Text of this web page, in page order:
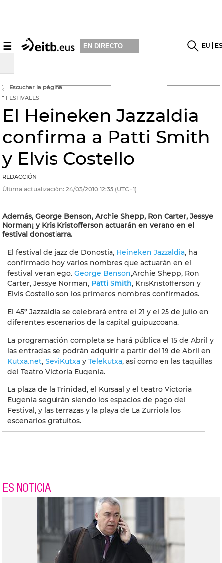
☰ EN DIRECTO EU
Escuchar la página
FESTIVALES
El Heineken Jazzaldia
confirma a Patti Smith
y Elvis Costello
REDACCIÓN
Última actualización: 24/03/2010 12:35 (UTC+1)
Además, George Benson, Archie Shepp, Ron Carter, Jessye
Norman¡ y Kris Kristofferson actuarán en verano en el
festival donostiarra.
El festival de jazz de Donostia, Heineken Jazzaldia, ha
confirmado hoy varios nombres que actuarán en el
festival veraniego. George Benson,Archie Shepp, Ron
Carter, Jessye Norman, Patti Smith, KrisKristofferson y
Elvis Costello son los primeros nombres confirmados.
El 45º Jazzaldia se celebrará entre el 21 y el 25 de julio en
diferentes escenarios de la capital guipuzcoana.
La programación completa se hará pública el 15 de Abril y
las entradas se podrán adquirir a partir del 19 de Abril en
Kutxa.net, SeviKutxa y Telekutxa, así como en las taquillas
del Teatro Victoria Eugenia.
La plaza de la Trinidad, el Kursaal y el teatro Victoria
Eugenia seguirán siendo los espacios de pago del
Festival, y las terrazas y la playa de La Zurriola los
escenarios gratuitos.
ES NOTICIA